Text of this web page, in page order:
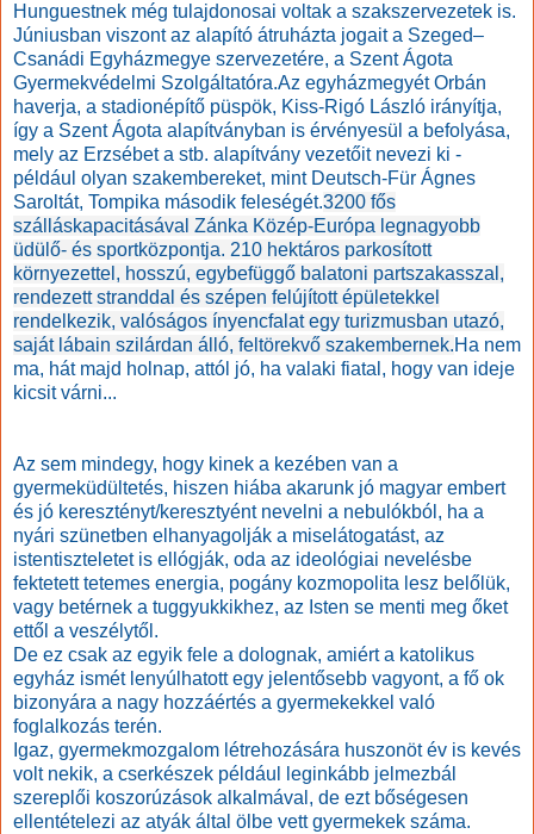
Hunguestnek még tulajdonosai voltak a szakszervezetek is.
Júniusban viszont az alapító átruházta jogait a Szeged–
Csanádi Egyházmegye szervezetére, a Szent Ágota
Gyermekvédelmi Szolgáltatóra.Az egyházmegyét Orbán
haverja, a stadionépítő püspök, Kiss-Rigó László irányítja,
így a Szent Ágota alapítványban is érvényesül a befolyása,
mely az Erzsébet a stb. alapítvány vezetőit nevezi ki -
például olyan szakembereket, mint Deutsch-Für Ágnes
Saroltát, Tompika második feleségét.3200 fős
szálláskapacitásával Zánka Közép-Európa legnagyobb
üdülő- és sportközpontja. 210 hektáros parkosított
környezettel, hosszú, egybefüggő balatoni partszakasszal,
rendezett stranddal és szépen felújított épületekkel
rendelkezik, valóságos ínyencfalat egy turizmusban utazó,
saját lábain szilárdan álló, feltörekvő szakembernek.Ha nem
ma, hát majd holnap, attól jó, ha valaki fiatal, hogy van ideje
kicsit várni...
Az sem mindegy, hogy kinek a kezében van a
gyermeküdültetés, hiszen hiába akarunk jó magyar embert
és jó keresztényt/keresztyént nevelni a nebulókból, ha a
nyári szünetben elhanyagolják a miselátogatást, az
istentiszteletet is ellógják, oda az ideológiai nevelésbe
fektetett tetemes energia, pogány kozmopolita lesz belőlük,
vagy betérnek a tuggyukkikhez, az Isten se menti meg őket
ettől a veszélytől.
De ez csak az egyik fele a dolognak, amiért a katolikus
egyház ismét lenyúlhatott egy jelentősebb vagyont, a fő ok
bizonyára a nagy hozzáértés a gyermekekkel való
foglalkozás terén.
Igaz, gyermekmozgalom létrehozására huszonöt év is kevés
volt nekik, a cserkészek például leginkább jelmezbál
szereplői koszorúzások alkalmával, de ezt bőségesen
ellentételezi az atyák által ölbe vett gyermekek száma.